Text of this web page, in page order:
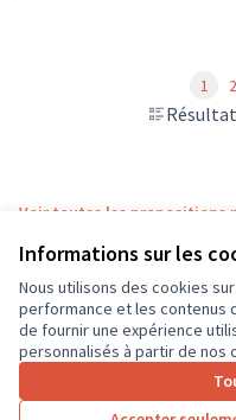
Informations sur les
Nous utilisons des cookies
performance et les contenus
de fournir une expérience
personnalisés à partir de nos
1 2
Voir toutes les propositions
Conditions d'utilisation
Paramètres des cookies
CD37 sur X
(Lien externe)
CD37 sur Facebook
CD37 sur Instagram
CD37 sur
(Lien externe)